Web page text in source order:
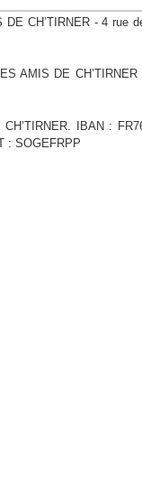
DE CH’TIRNER - 4 rue
AMIS DE CH’TIRNER
IBAN :
: SOGEFRPP